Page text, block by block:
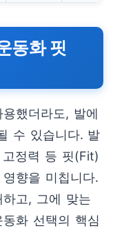
동화 핏
했더라도, 발에
수 있습니다. 발
정력 등 핏(Fit)
향을 미칩니다.
고, 그에 맞는
화 선택의 핵심